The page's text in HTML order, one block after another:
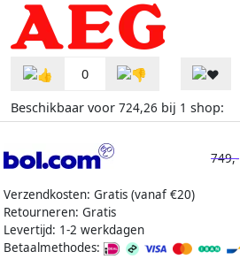
0
Beschikbaar voor 724,26 bij 1 shop:
Verzendkosten: Gratis (vanaf €20)
Retourneren: Gratis
Levertijd: 1-2 werkdagen
Betaalmethodes:
749,-